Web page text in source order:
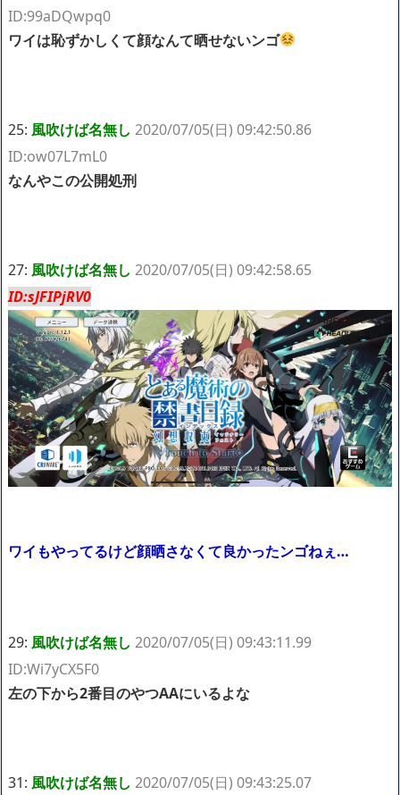
ID:99aDQwpq0
ワイは恥ずかしくて顔なんて晒せないンゴ
25: 風吹けば名無し 2020/07/05(日) 09:42:50.86
ID:ow07L7mL0
なんやこの公開処刑
27: 風吹けば名無し 2020/07/05(日) 09:42:58.65
ID:sJFIPjRV0
ワイもやってるけど顔晒さなくて良かったンゴねぇ…
29: 風吹けば名無し 2020/07/05(日) 09:43:11.99
ID:Wi7yCX5F0
左の下から2番目のやつAAにいるよな
31: 風吹けば名無し 2020/07/05(日) 09:43:25.07